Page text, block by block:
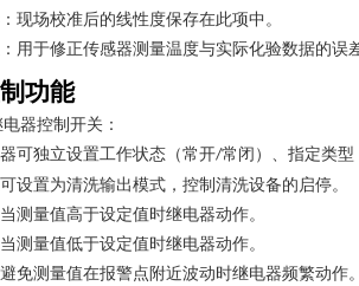
现场校准后的线性度保存在此项中。
用于修正传感器测量温度与实际化验数据的误
功能
器控制开关：
可独立设置工作状态（常开/常闭）、指定类型
设置为清洗输出模式，控制清洗设备的启停。
测量值高于设定值时继电器动作。
测量值低于设定值时继电器动作。
免测量值在报警点附近波动时继电器频繁动作